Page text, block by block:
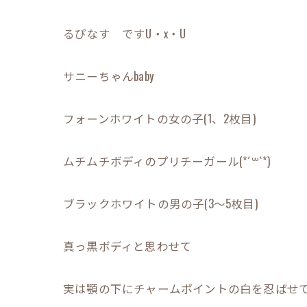
るぴなす ですU・x・U
サニーちゃんbaby
フォーンホワイトの女の子(1、2枚目)
ムチムチボディのプリチーガール(*´꒳`*)
ブラックホワイトの男の子(3〜5枚目)
真っ黒ボディと思わせて
実は顎の下にチャームポイントの白を忍ばせ